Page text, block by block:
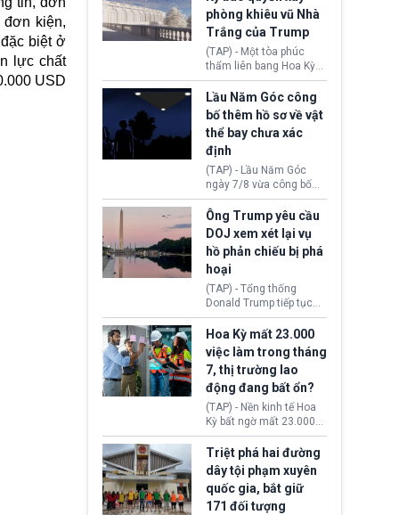
đơn kiện,
biệt ở
lực chất
USD
nghiêm ngặt đối với
polysilicon và các sản
phẩm hạ nguồn. Quyết
định này nhằm khôi
phục chuỗi cung ứng
công nghệ, năng lượng
mặt trời nội địa trước sự
thống trị của Trung
Quốc.
phòng khiêu vũ Nhà
Trắng của Trump
(TAP) - Một tòa phúc
thẩm liên bang Hoa Kỳ
vừa phán quyết, chính
quyền Tổng thống
Donald Trump không có
quyền tự ý xây phòng
khiêu vũ mới rộng
khoảng 90.000 feet
vuông tại khu vực Cánh
Đông Nhà Trắng.
Lầu Năm Góc công
bố thêm hồ sơ về vật
thể bay chưa xác
định
(TAP) - Lầu Năm Góc
ngày 7/8 vừa công bố
thêm 41 hồ sơ liên quan
đến UFO hay còn được
gọi là hiện tượng bất
thường chưa xác định
(UAP). Những tài liệu này
bao gồm hình ảnh,
video, báo cáo từ nhiều
cơ quan khác nhau như
Cục Điều tra Liên bang
(FBI), Cơ quan Tình báo
Trung ương (CIA) và Bộ
Ngoại giao (DOS).
Ông Trump yêu cầu
DOJ xem xét lại vụ
hồ phản chiếu bị phá
hoại
(TAP) - Tổng thống
Donald Trump tiếp tục
cho rằng, hồ phản chiếu
trước Đài tưởng niệm
Lincoln bị phá hoại. Lãnh
đạo Nhà Trắng yêu cầu
Bộ Tư pháp (DOJ) xem
xét lại quyết định hủy
truy tố những cá nhân bị
nghi ngờ làm hư hại
công trình.
Hoa Kỳ mất 23.000
việc làm trong tháng
7, thị trường lao
động đang bất ổn?
(TAP) - Nền kinh tế Hoa
Kỳ bất ngờ mất 23.000
việc làm vào tháng 7,
cho thấy thị trường lao
động có dấu hiệu suy
yếu sau thời gian duy trì
tương đối ổn định suốt
nửa năm 2026.
Triệt phá hai đường
dây tội phạm xuyên
quốc gia, bắt giữ
171 đối tượng